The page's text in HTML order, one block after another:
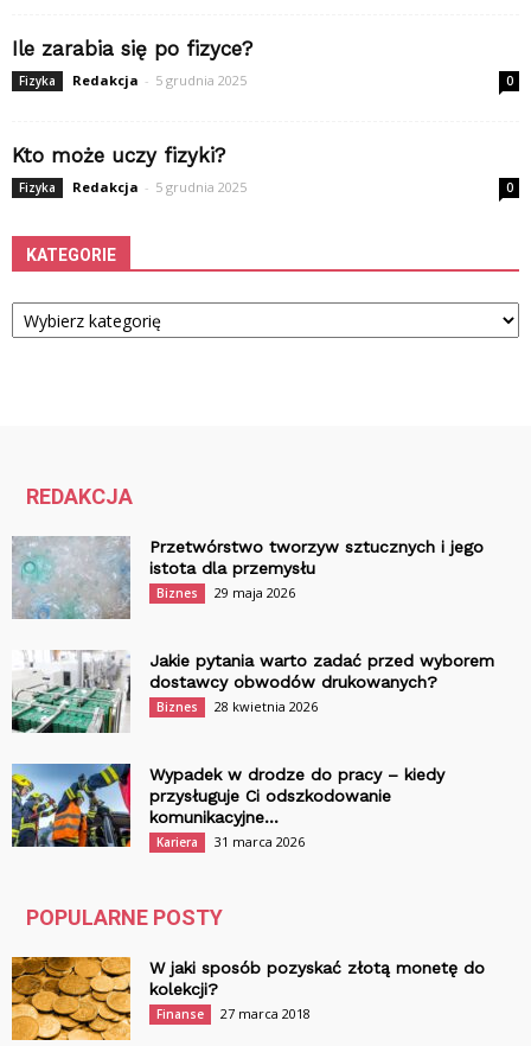
Ile zarabia się po fizyce?
Fizyka Redakcja - 5 grudnia 2025 0
Kto może uczy fizyki?
Fizyka Redakcja - 5 grudnia 2025 0
KATEGORIE
Kategorie
REDAKCJA
Przetwórstwo tworzyw sztucznych i jego
istota dla przemysłu
Biznes 29 maja 2026
Jakie pytania warto zadać przed wyborem
dostawcy obwodów drukowanych?
Biznes 28 kwietnia 2026
Wypadek w drodze do pracy – kiedy
przysługuje Ci odszkodowanie
komunikacyjne...
Kariera 31 marca 2026
POPULARNE POSTY
W jaki sposób pozyskać złotą monetę do
kolekcji?
Finanse 27 marca 2018